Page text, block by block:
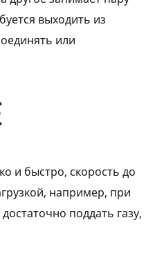
выходить из
или
и быстро, скорость до
например, при
поддать газу,